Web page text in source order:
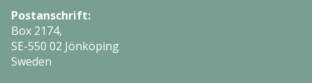
Postanschrift:
Box 2174,
SE-550 02 Jönköping
Sweden